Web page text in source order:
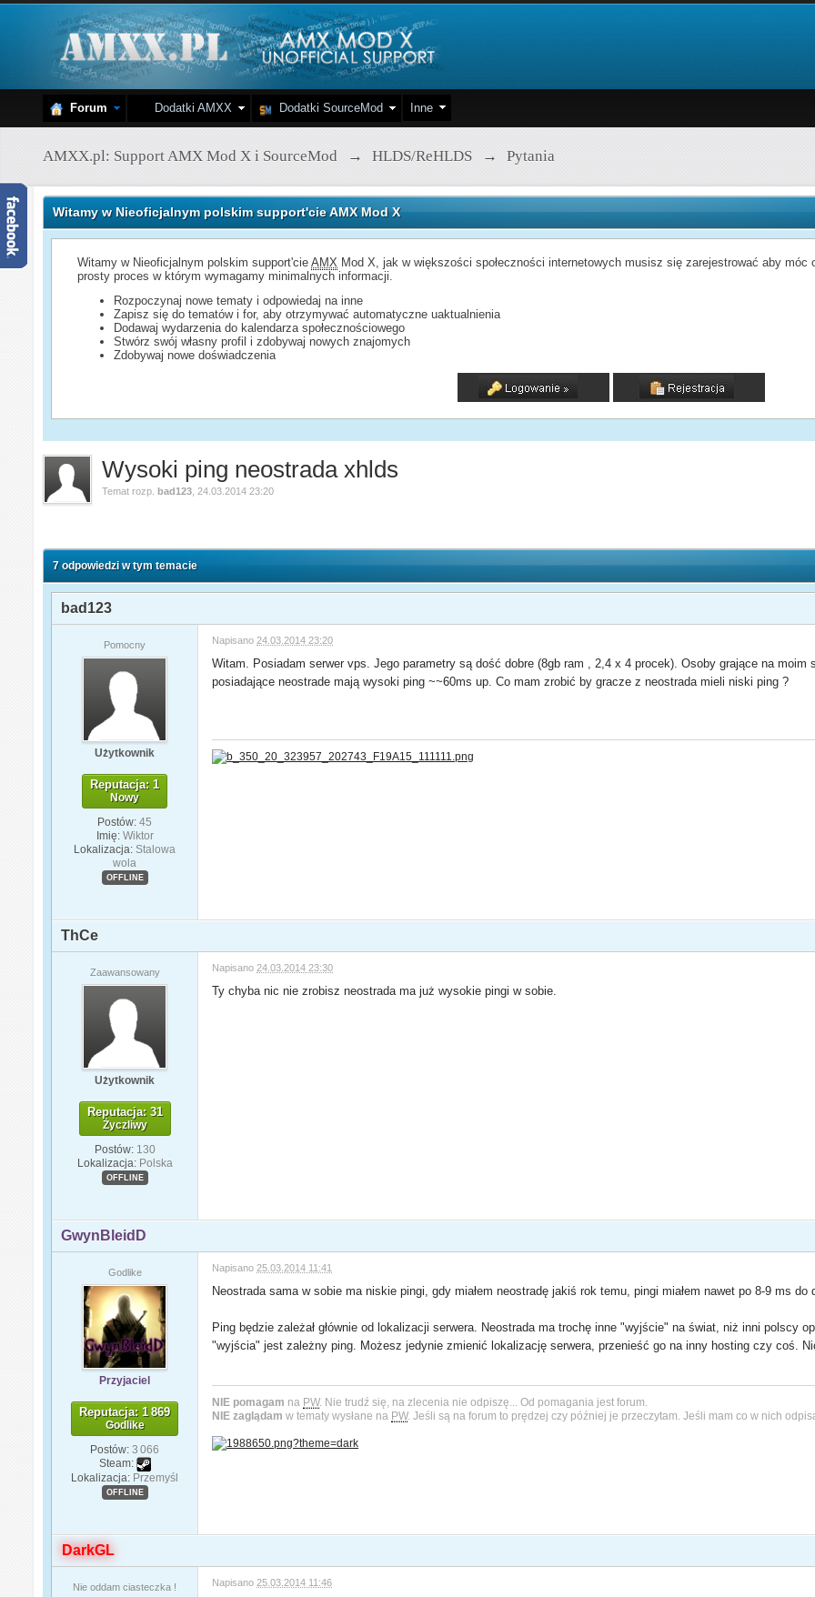
Forum Dodatki AMXX Dodatki SourceMod Inne
AMXX.pl: Support AMX Mod X i SourceMod → HLDS/ReHLDS → Pytania
Witamy w Nieoficjalnym polskim support'cie AMX Mod X
Witamy w Nieoficjalnym polskim support'cieAMX Mod X, jak w większości społeczności internetowych musisz się zarejestrować aby
prosty proces w którym wymagamy minimalnych informacji.
Rozpoczynaj nowe tematy i odpowiedaj na inne
Zapisz się do tematów i for, aby otrzymywać automatyczne uaktualnienia
Dodawaj wydarzenia do kalendarza społecznościowego
Stwórz swój własny profil i zdobywaj nowych znajomych
Zdobywaj nowe doświadczenia
Wysoki ping neostrada xhlds
Temat rozp. bad123 24.03.2014 23:20
7 odpowiedzi w tym temacie
bad123
Pomocny
Użytkownik
Reputacja: 1
Nowy
Postów: 45
Imię: Wiktor
Lokalizacja: Stalowa
wola
OFFLINE
Napisano 24.03.2014 23:20
Witam. Posiadam serwer vps. Jego parametry są dość dobre (8gb ram , 2,4 x 4 procek). Osoby grające na
posiadające neostrade mają wysoki ping ~~60ms up. Co mam zrobić by gracze z neostrada mieli niski ping ?
ThCe
Zaawansowany
Użytkownik
Reputacja: 31
Życzliwy
Postów: 130
Lokalizacja: Polska
OFFLINE
Napisano 24.03.2014 23:30
Ty chyba nic nie zrobisz neostrada ma już wysokie pingi w sobie.
GwynBleidD
Godlike
Przyjaciel
Reputacja: 1 869
Godlike
Postów: 3 066
Steam:
Lokalizacja: Przemyśl
OFFLINE
Napisano 25.03.2014 11:41
Neostrada sama w sobie ma niskie pingi, gdy miałem neostradę jakiś rok temu, pingi miałem nawet po 8-9 ms do
Ping będzie zależał głównie od lokalizacji serwera. Neostrada ma trochę inne "wyjście" na świat, niż inni polscy
"wyjścia" jest zależny ping. Możesz jedynie zmienić lokalizację serwera, przenieść go na inny hosting czy coś.
NIE pomagam na PW. Nie trudź się, na zlecenia nie odpiszę... Od pomagania jest forum.
NIE zaglądam w tematy wysłane na PW. Jeśli są na forum to prędzej czy później je przeczytam. Jeśli mam co w nich
DarkGL
Nie oddam ciasteczka ! Napisano 25.03.2014 11:46